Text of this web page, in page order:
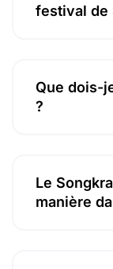
festival de
Que dois-
?
Le
manière